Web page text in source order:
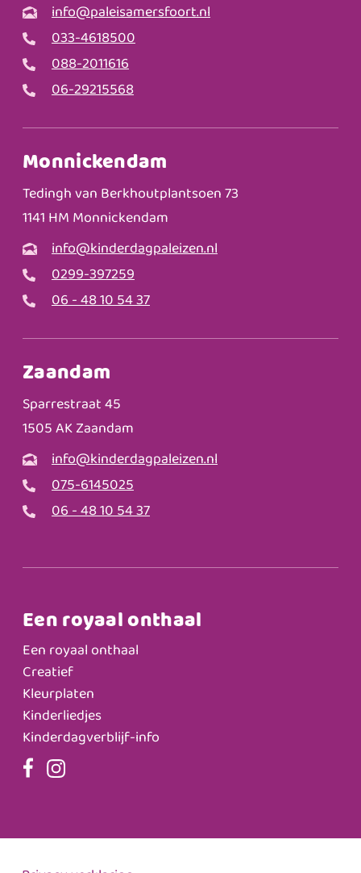
info@paleisamersfoort.nl
033-4618500
088-2011616
06-29215568
Monnickendam
Tedingh van Berkhoutplantsoen 73
1141 HM Monnickendam
info@kinderdagpaleizen.nl
0299-397259
06 - 48 10 54 37
Zaandam
Sparrestraat 45
1505 AK Zaandam
info@kinderdagpaleizen.nl
075-6145025
06 - 48 10 54 37
Een royaal onthaal
Een royaal onthaal
Creatief
Kleurplaten
Kinderliedjes
Kinderdagverblijf-info